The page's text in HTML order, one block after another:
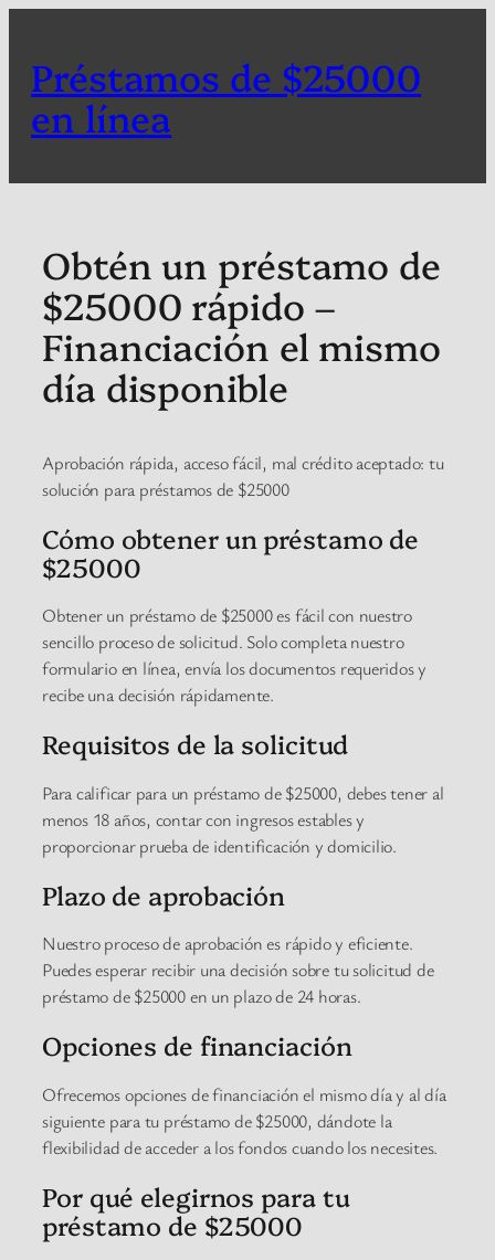
content
Préstamos de $25000
en línea
Obtén un préstamo de
$25000 rápido –
Financiación el mismo
día disponible
Aprobación rápida, acceso fácil, mal crédito aceptado: tu
solución para préstamos de $25000
Cómo obtener un préstamo de
$25000
Obtener un préstamo de $25000 es fácil con nuestro
sencillo proceso de solicitud. Solo completa nuestro
formulario en línea, envía los documentos requeridos y
recibe una decisión rápidamente.
Requisitos de la solicitud
Para calificar para un préstamo de $25000, debes tener al
menos 18 años, contar con ingresos estables y
proporcionar prueba de identificación y domicilio.
Plazo de aprobación
Nuestro proceso de aprobación es rápido y eficiente.
Puedes esperar recibir una decisión sobre tu solicitud de
préstamo de $25000 en un plazo de 24 horas.
Opciones de financiación
Ofrecemos opciones de financiación el mismo día y al día
siguiente para tu préstamo de $25000, dándote la
flexibilidad de acceder a los fondos cuando los necesites.
Por qué elegirnos para tu
préstamo de $25000